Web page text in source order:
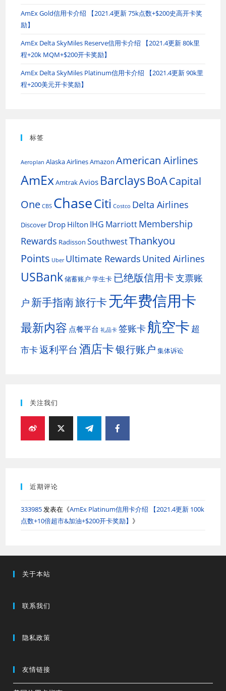
AmEx Gold信用卡介绍 【2021.4更新 75k点数+$200史高开卡奖
励】
AmEx Delta SkyMiles Reserve信用卡介绍 【2021.4更新 80k里
程+20k MQM+$200开卡奖励】
AmEx Delta SkyMiles Platinum信用卡介绍 【2021.4更新 90k里
程+200美元开卡奖励】
标签
Aeroplan Alaska AirlinesAmazon American Airlines
AmExAmtrakAvios Barclays BoACapital
One CBS ChaseCiti Costco Delta Airlines
Discover Drop Hilton IHG MarriottMembership
Rewards Radisson SouthwestThankyou
Points Uber Ultimate Rewards United Airlines
USBank储蓄账户 学生卡 已绝版信用卡支票账
户 新手指南旅行卡无年费信用卡
最新内容 点餐平台 礼品卡 签账卡航空卡 超
市卡返利平台 酒店卡银行账户 集体诉讼
关注我们
近期评论
333985发表在《AmEx Platinum信用卡介绍 【2021.4更新 100k
点数+10倍超市&加油+$200开卡奖励】 》
关于本站
联系我们
隐私政策
友情链接